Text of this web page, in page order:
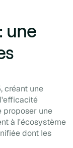
une
créant une
proposer une
à l'écosystème
dont les